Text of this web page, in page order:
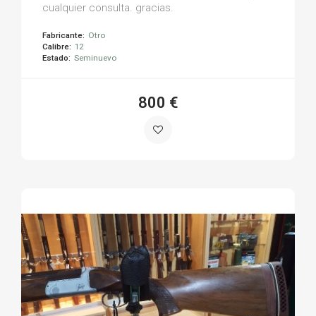
cualquier consulta. gracias.
Fabricante: Otro
Calibre: 12
Estado: Seminuevo
800 €